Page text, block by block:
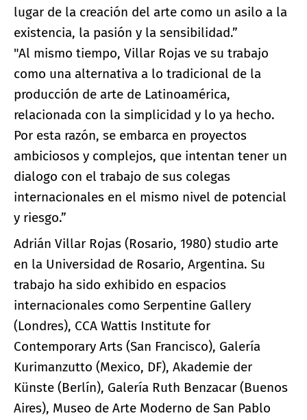
lugar de la creación del arte como un asilo a la
existencia, la pasión y la sensibilidad.”
"Al mismo tiempo, Villar Rojas ve su trabajo
como una alternativa a lo tradicional de la
producción de arte de Latinoamérica,
relacionada con la simplicidad y lo ya hecho.
Por esta razón, se embarca en proyectos
ambiciosos y complejos, que intentan tener un
dialogo con el trabajo de sus colegas
internacionales en el mismo nivel de potencial
y riesgo.”
Adrián Villar Rojas (Rosario, 1980) studio arte
en la Universidad de Rosario, Argentina. Su
trabajo ha sido exhibido en espacios
internacionales como Serpentine Gallery
(Londres), CCA Wattis Institute for
Contemporary Arts (San Francisco), Galería
Kurimanzutto (Mexico, DF), Akademie der
Künste (Berlín), Galería Ruth Benzacar (Buenos
Aires), Museo de Arte Moderno de San Pablo